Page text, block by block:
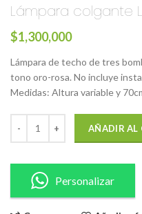
Lámpara colgante
$1,300,000
Lámpara de techo de tres
tono oro-rosa. No incluye
Medidas: Altura variable y
AÑADIR AL
Personalizar